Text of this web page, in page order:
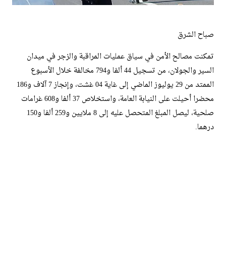
صباح الشرق
تمكنت مصالح الأمن في سياق عمليات المراقبة والزجر في ميدان
السير والجولان، من تسجيل 44 ألفا و794 مخالفة خلال الأسبوع
الممتد من 29 يوليوز الماضي إلى غاية 04 غشت، وإنجاز 7 آلاف و186
محضرا أحيلت على النيابة العامة، واستخلاص 37 ألفا و608 غرامات
صلحية، ليصل المبلغ المتحصل عليه إلى 8 ملايين و259 ألفا و150
درهما.